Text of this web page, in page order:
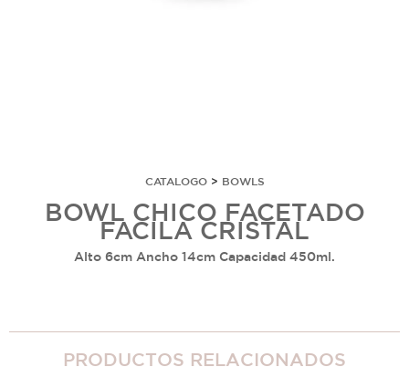
CATALOGO> BOWLS
BOWL CHICO FACETADO
FACILA CRISTAL
Alto 6cm Ancho 14cm Capacidad 450ml.
PRODUCTOS RELACIONADOS